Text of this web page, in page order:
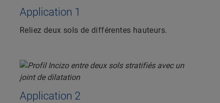
Application 1
Reliez deux sols de différentes hauteurs.
Application 2